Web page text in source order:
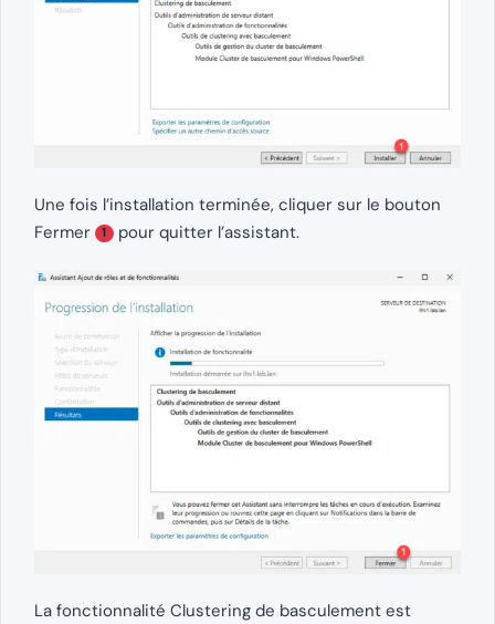
Une fois l’installation terminée, cliquer sur le bouton
Fermer
1 pour quitter l’assistant.
La fonctionnalité Clustering de basculement est